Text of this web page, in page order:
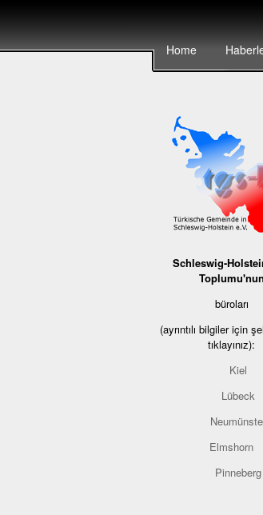
Home
Schleswig-
Toplumu'nun
büroları
(ayrıntılı bilgiler için
tıklayınız):
Kiel
Lübeck
Elmshorn
Pinneberg